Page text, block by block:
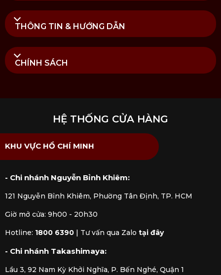
chức năng. Mua hàng tạiKitchen Konceptkhách
hàng sẽ yên tâm khi nhận được đầy đủ chế độ bảo
hành và dịch vụ hậu mãi chúng tôi đem đến.
THÔNG TIN & HƯỚNG DẪN
CHÍNH SÁCH
HỆ THỐNG CỬA HÀNG
KHU VỰC HỒ CHÍ MINH
- Chi nhánh Nguyễn Bỉnh Khiêm:
121 Nguyễn Bỉnh Khiêm, Phường Tân Định, TP. HCM
Giờ mở cửa: 9h00 - 20h30
Hotline: 1800 6390 Tư vấn qua Zalo tại đây
- Chi nhánh Takashimaya:
Lầu 3, 92 Nam Kỳ Khởi Nghĩa, P. Bến Nghé, Quận 1